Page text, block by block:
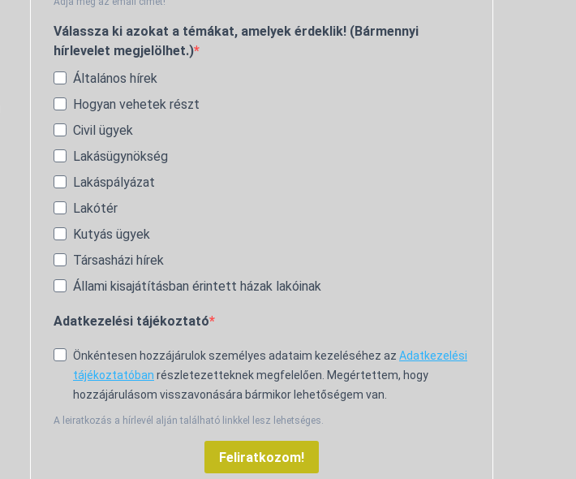
Válassza ki azokat a témákat, amelyek érdeklik! (Bármennyi
hírlevelet megjelölhet.)
Általános hírek
Hogyan vehetek részt
Civil ügyek
Lakásügynökség
Lakáspályázat
Lakótér
Kutyás ügyek
Társasházi hírek
Állami kisajátításban érintett házak lakóinak
Adatkezelési tájékoztató
Önkéntesen hozzájárulok személyes adataim kezeléséhez az Adatkezelési
tájékoztatóban részletezetteknek megfelelően. Megértettem, hogy
hozzájárulásom visszavonására bármikor lehetőségem van.
A leiratkozás a hírlevél alján található linkkel lesz lehetséges.
Feliratkozom!